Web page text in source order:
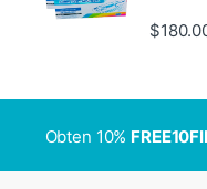
$
Obten 10%